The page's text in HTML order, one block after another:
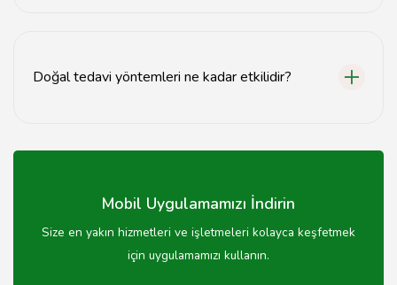
Doğal tedavi yöntemleri ne kadar etkilidir?
değişir; bazı kişilerde olumlu sonuçlar alınabilirken,
Mobil Uygulamamızı İndirin
Size en yakın hizmetleri ve işletmeleri kolayca keşfetmek
için uygulamamızı kullanın.